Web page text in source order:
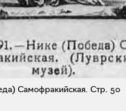
Самофракийская. Стр. 50